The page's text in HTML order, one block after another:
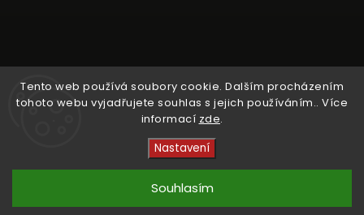
Tento web používá soubory cookie. Dalším procházením
tohoto webu vyjadřujete souhlas s jejich používáním.. Více
informací zde.
Nastavení
Souhlasím
Crystal Cruisers
vyhrazena.